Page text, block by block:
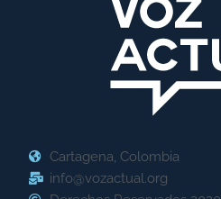
Cartagena, Colombia
info@vozactual.org